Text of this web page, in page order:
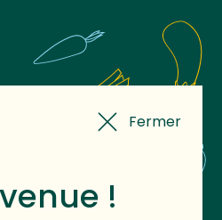
Fermer
!